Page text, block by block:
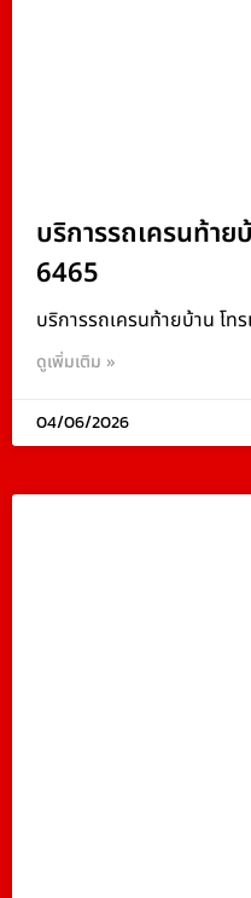
บริการรถเครนท้าย
6465
บริการรถเครนท้ายบ้าน โท
ดูเพิ่มเติม »
04/06/2026